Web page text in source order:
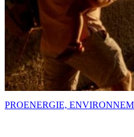
PROENERGIE,